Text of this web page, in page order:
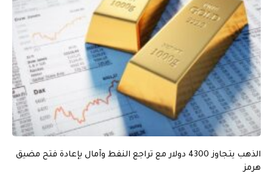
الذهب يتجاوز 4300 دولار مع تراجع النفط وآمال بإعادة فتح مضيق
هرمز